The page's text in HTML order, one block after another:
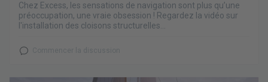
Chez Excess, les sensations de navigation sont plus qu’une
préoccupation, une vraie obsession ! Regardez la vidéo sur
l'installation des cloisons structurelles...